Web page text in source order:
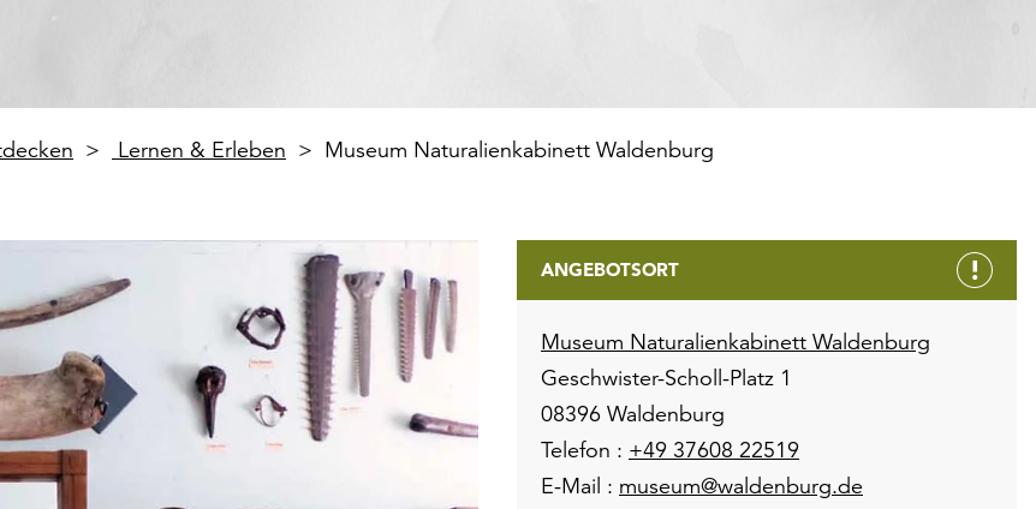
Lernen & Erleben Museum Naturalienkabinett Waldenburg
ANGEBOTSORT
Museum Naturalienkabinett Waldenburg
Geschwister-Scholl-Platz 1
08396 Waldenburg
Telefon : +49 37608 22519
E-Mail : museum@waldenburg.de